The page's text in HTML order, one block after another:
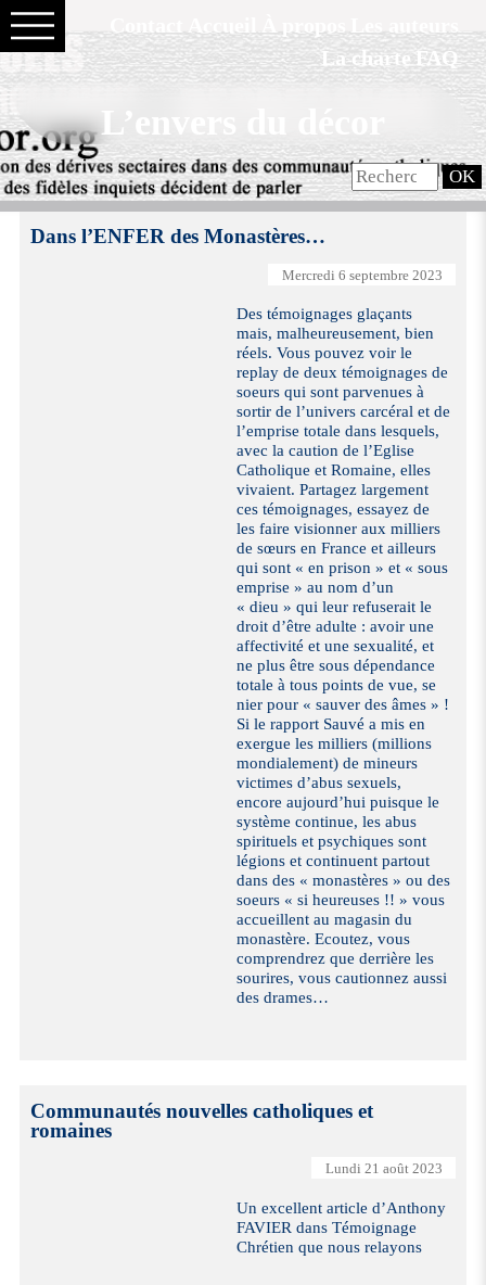
La charte FAQ
L’envers du décor
Dans l’ENFER des Monastères…
Mercredi 6 septembre 2023
Des témoignages glaçants
mais, malheureusement, bien
réels. Vous pouvez voir le
replay de deux témoignages de
soeurs qui sont parvenues à
sortir de l’univers carcéral et de
l’emprise totale dans lesquels,
avec la caution de l’Eglise
Catholique et Romaine, elles
vivaient. Partagez largement
ces témoignages, essayez de
les faire visionner aux milliers
de sœurs en France et ailleurs
qui sont « en prison » et « sous
emprise » au nom d’un
« dieu » qui leur refuserait le
droit d’être adulte : avoir une
affectivité et une sexualité, et
ne plus être sous dépendance
totale à tous points de vue, se
nier pour « sauver des âmes » !
Si le rapport Sauvé a mis en
exergue les milliers (millions
mondialement) de mineurs
victimes d’abus sexuels,
encore aujourd’hui puisque le
système continue, les abus
spirituels et psychiques sont
légions et continuent partout
dans des « monastères » ou des
soeurs « si heureuses !! » vous
accueillent au magasin du
monastère. Ecoutez, vous
comprendrez que derrière les
sourires, vous cautionnez aussi
des drames…
Communautés nouvelles catholiques et
romaines
Lundi 21 août 2023
Un excellent article d’Anthony
FAVIER dans Témoignage
Chrétien que nous relayons